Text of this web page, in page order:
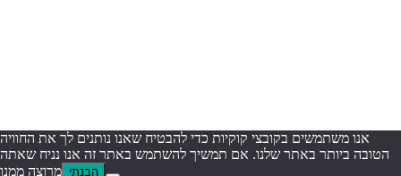
אנו משתמשים בקובצי קוקיות כדי להבטיח שאנו נותנים לך את החוויה
הטובה ביותר באתר שלנו. אם תמשיך להשתמש באתר זה אנו נניח שאתה
מרוצה ממנו הבנתי